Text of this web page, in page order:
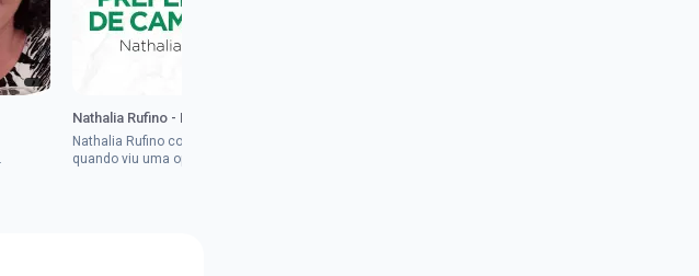
Nathalia Rufino - Prefeitura de Campinas
Nathalia Rufino começou seus estudos com a Nova
quando viu uma oportunidade no concurso do Banco do